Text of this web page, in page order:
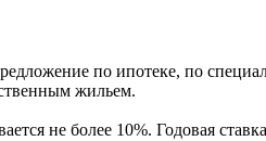
по ипотеке, по
жильем.
не более 10%. Годовая